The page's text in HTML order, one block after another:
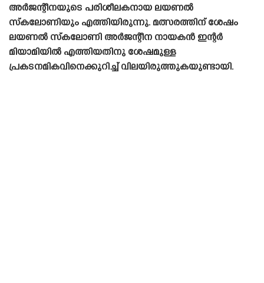
അർജന്റീനയുടെ പരിശീലകനായ ലയണൽ
സ്‌കലോണിയും എത്തിയിരുന്നു. മത്സരത്തിന് ശേഷം
ലയണൽ സ്‌കലോണി അർജന്റീന നായകൻ ഇന്റർ
മിയാമിയിൽ എത്തിയതിനു ശേഷമുള്ള
പ്രകടനമികവിനെക്കുറിച്ച് വിലയിരുത്തുകയുണ്ടായി.